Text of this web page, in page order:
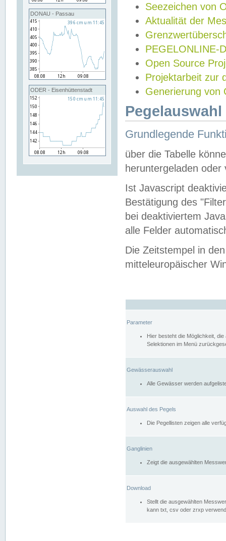
DONAU - Passau
ODER - Eisenhüttenstadt
Seezeichen von
Aktualität der
PEGELONLINE-
Open Source
Projektarbeit zur
Generierung von
Grundlegende
über die Tabelle
heruntergeladen oder
Ist Javascript
Bestätigung des
bei deaktiviertem
alle Felder
Die Zeitstempel in
mitteleuropäischer
Parameter
Hier besteht die Möglichkeit,
Selektionen im Menü
Gewässerauswahl
Alle Gewässer werden
Auswahl des Pegels
Die Pegellisten zeigen alle
Ganglinien
Zeigt die ausgewählten
Download
Stellt die ausgewählten
kann txt, csv oder zrxp